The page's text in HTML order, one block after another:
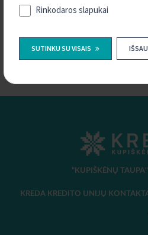
Rinkodaros slapukai
SUTINKU SU VISAIS
"KUPIŠKĖNŲ
KREDA KREDITO UNIJŲ